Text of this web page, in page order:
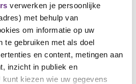
verwerken je persoonlijke
met behulp van
om informatie op uw
te gebruiken met als doel
en content, metingen aan
inzicht in publiek en
kiezen wie uw gegevens
Nationale
5